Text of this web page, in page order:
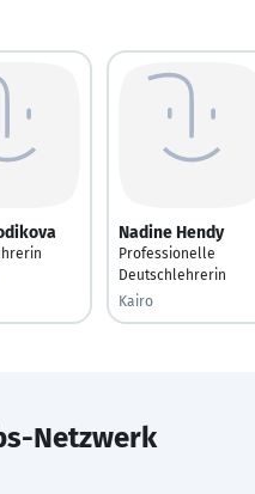
Nadine Hendy
Professionelle
Deutschlehrerin
Kairo
Netzwerk